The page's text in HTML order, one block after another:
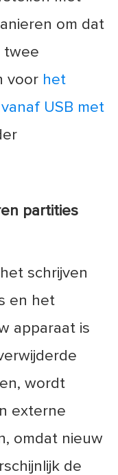
om dat
twee
voor het
USB met
partities
schrijven
en het
apparaat is
wordt
externe
omdat nieuw
de